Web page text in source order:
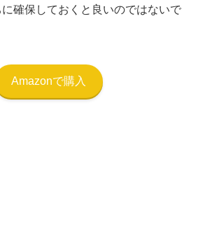
確保しておくと良いのではないで
Amazonで購入